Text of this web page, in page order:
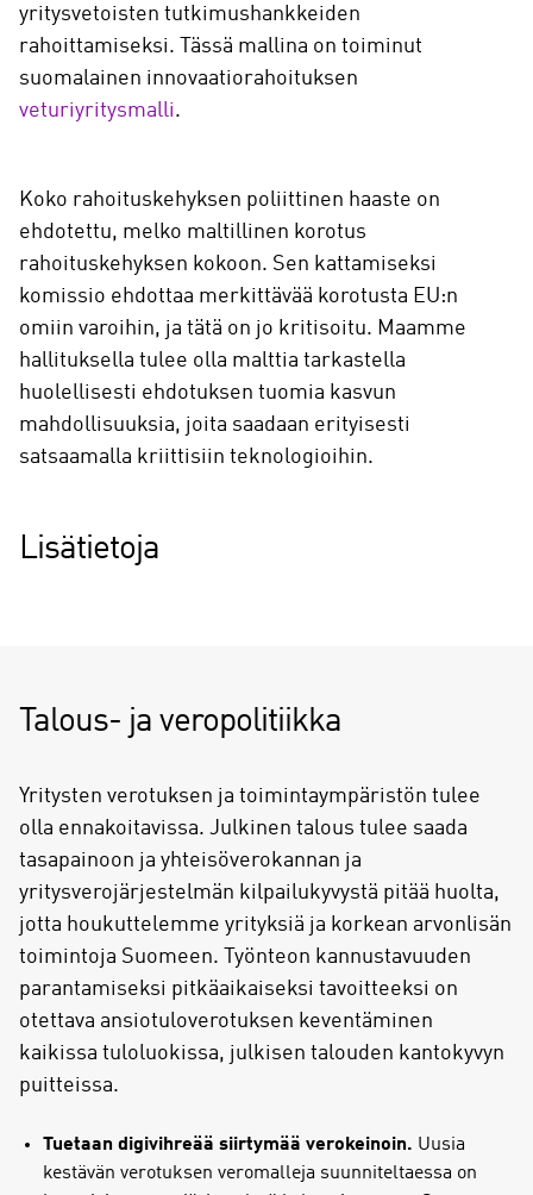
yritysvetoisten tutkimushankkeiden
rahoittamiseksi. Tässä mallina on toiminut
suomalainen innovaatiorahoituksen
veturiyritysmalli.
Koko rahoituskehyksen poliittinen haaste on
ehdotettu, melko maltillinen korotus
rahoituskehyksen kokoon. Sen kattamiseksi
komissio ehdottaa merkittävää korotusta EU:n
omiin varoihin, ja tätä on jo kritisoitu. Maamme
hallituksella tulee olla malttia tarkastella
huolellisesti ehdotuksen tuomia kasvun
mahdollisuuksia, joita saadaan erityisesti
satsaamalla kriittisiin teknologioihin.
Lisätietoja
Talous- ja veropolitiikka
Yritysten verotuksen ja toimintaympäristön tulee
olla ennakoitavissa. Julkinen talous tulee saada
tasapainoon ja yhteisöverokannan ja
yritysverojärjestelmän kilpailukyvystä pitää huolta,
jotta houkuttelemme yrityksiä ja korkean arvonlisän
toimintoja Suomeen. Työnteon kannustavuuden
parantamiseksi pitkäaikaiseksi tavoitteeksi on
otettava ansiotuloverotuksen keventäminen
kaikissa tuloluokissa, julkisen talouden kantokyvyn
puitteissa.
Tuetaan digivihreää siirtymää verokeinoin. Uusia
kestävän verotuksen veromalleja suunniteltaessa on